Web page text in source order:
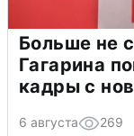
Больше не
Гагарина
кадры с
6 августа 269